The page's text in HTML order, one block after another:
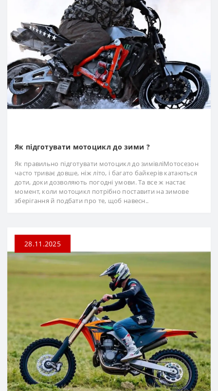
Як підготувати мотоцикл до зими ?
Як правильно підготувати мотоцикл до зимівліМотосезон
часто триває довше, ніж літо, і багато байкерів катаються
доти, доки дозволяють погодні умови. Та все ж настає
момент, коли мотоцикл потрібно поставити на зимове
зберігання й подбати про те, щоб навесн..
28.11.2025